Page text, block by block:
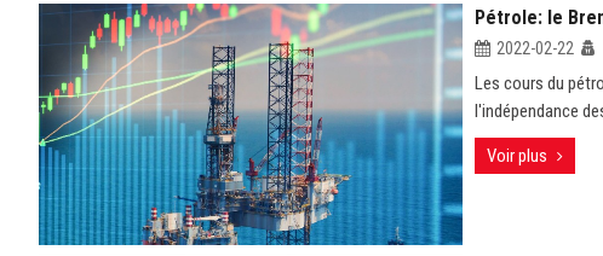
Pétrole: le
2022-02-22
Les cours du
l'indépendance
Voir plus